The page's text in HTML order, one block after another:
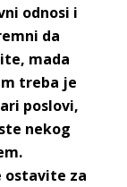
odnosi i
da
mada
treba je
poslovi,
nekog
ostavite za